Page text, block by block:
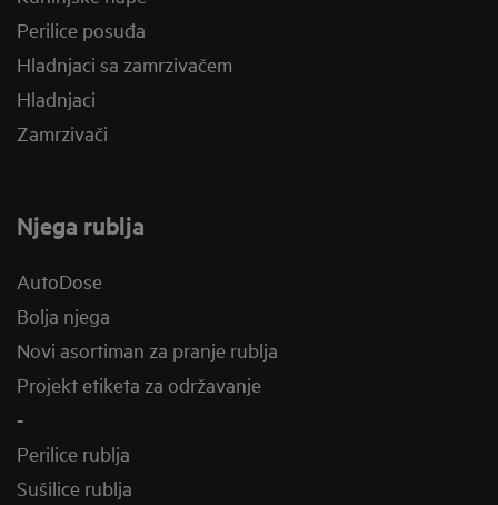
Perilice posuđa
Hladnjaci sa zamrzivačem
Hladnjaci
Zamrzivači
Njega rublja
AutoDose
Bolja njega
Novi asortiman za pranje rublja
Projekt etiketa za održavanje
-
Perilice rublja
Sušilice rublja